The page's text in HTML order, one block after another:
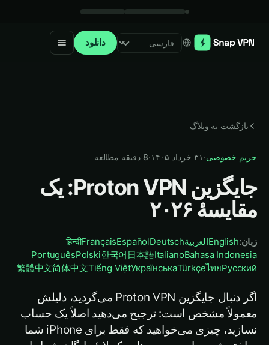
Select language دانلود
بازگشت به وبلاگ
حریم خصوصی· ۳۱ خرداد ۱۴۰۵ ·
8 دقیقه مطالعه
جایگزین Proton VPN: یک
مقایسهٔ ۲۰۲۶
زبان:
EnglishالعربيةDeutsch
Español
Français
हिन्दी
Bahasa Indonesia
Italiano
日本語
한국어
Polski
Português
Русский
ไทย
Türkçe
Українська
Tiếng Việt
简体中文
繁體中文
اگر دنبال جایگزین Proton VPN می‌گردید، دلیلش
معمولاً مشخص است: ترجیح می‌دهید اصلاً یک حساب
نسازید، چیزی می‌خواهید که فقط برای iPhone شما